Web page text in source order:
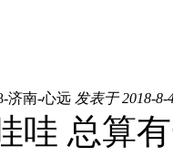
济南-心远 发表于 2018-8-
哇 总算